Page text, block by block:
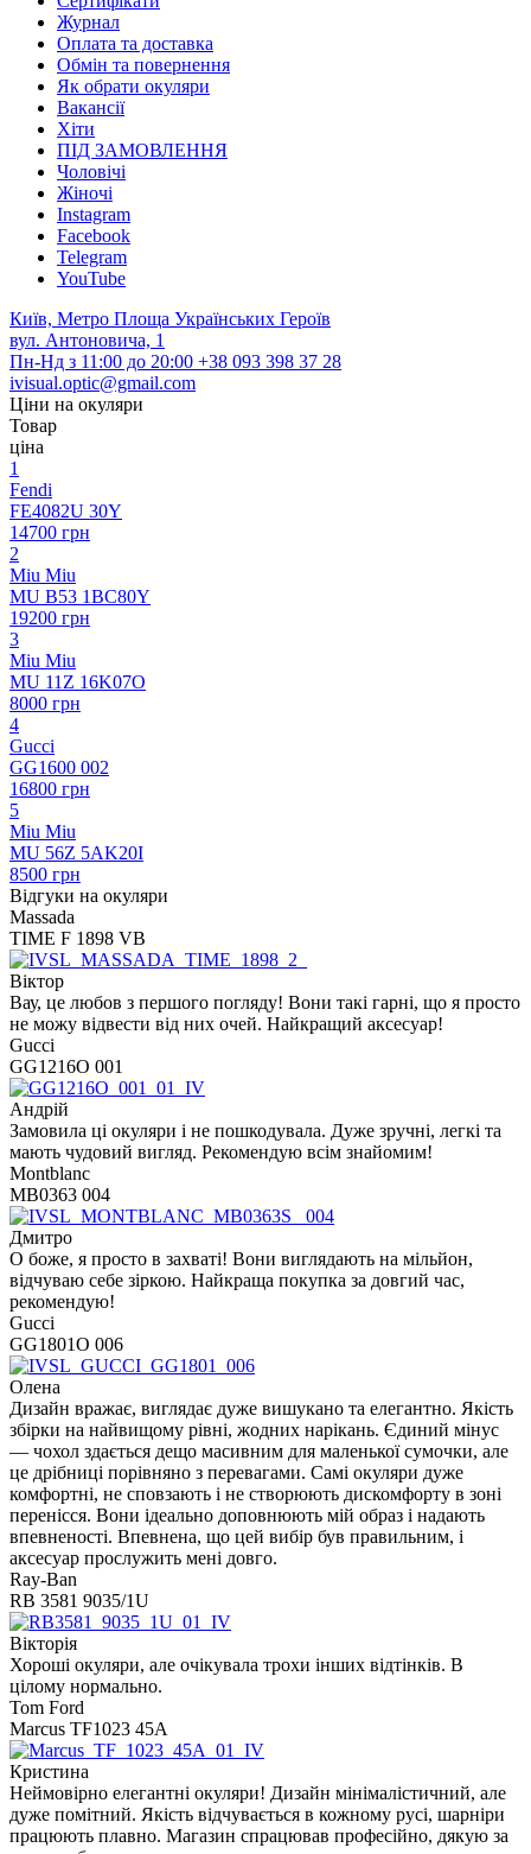
Журнал
Оплата та доставка
Обмін та повернення
Як обрати окуляри
Вакансії
Хіти
ПІД ЗАМОВЛЕННЯ
Чоловічі
Жіночі
Instagram
Facebook
Telegram
YouTube
Київ, Метро Площа Українських Героїв
вул. Антоновича, 1
Пн-Нд з 11:00 до 20:00 +38 093 398 37 28
ivisual.optic@gmail.com
Ціни на окуляри
Товар
ціна
1
Fendi
FE4082U 30Y
14700 грн
2
Miu Miu
MU B53 1BC80Y
19200 грн
3
Miu Miu
MU 11Z 16K07O
8000 грн
4
Gucci
GG1600 002
16800 грн
5
Miu Miu
MU 56Z 5AK20I
8500 грн
Відгуки на окуляри
Massada
TIME F 1898 VB
Віктор
Вау, це любов з першого погляду! Вони такі гарні, що я просто
не можу відвести від них очей. Найкращий аксесуар!
Gucci
GG1216O 001
Андрій
Замовила ці окуляри і не пошкодувала. Дуже зручні, легкі та
мають чудовий вигляд. Рекомендую всім знайомим!
Montblanc
MB0363 004
Дмитро
О боже, я просто в захваті! Вони виглядають на мільйон,
відчуваю себе зіркою. Найкраща покупка за довгий час,
рекомендую!
Gucci
GG1801O 006
Олена
Дизайн вражає, виглядає дуже вишукано та елегантно. Якість
збірки на найвищому рівні, жодних нарікань. Єдиний мінус
— чохол здається дещо масивним для маленької сумочки, але
це дрібниці порівняно з перевагами. Самі окуляри дуже
комфортні, не сповзають і не створюють дискомфорту в зоні
перенісся. Вони ідеально доповнюють мій образ і надають
впевненості. Впевнена, що цей вибір був правильним, і
аксесуар прослужить мені довго.
Ray-Ban
RB 3581 9035/1U
Вікторія
Хороші окуляри, але очікувала трохи інших відтінків. В
цілому нормально.
Tom Ford
Marcus TF1023 45A
Кристина
Неймовірно елегантні окуляри! Дизайн мінімалістичний, але
дуже помітний. Якість відчувається в кожному русі, шарніри
працюють плавно. Магазин спрацював професійно, дякую за